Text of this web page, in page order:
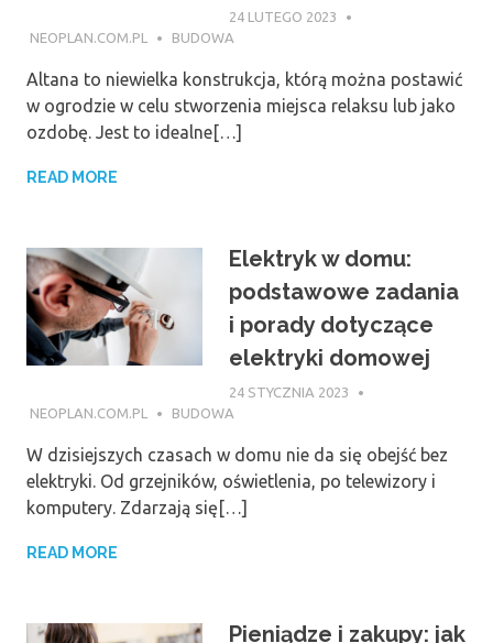
24 LUTEGO 2023
NEOPLAN.COM.PL
BUDOWA
Altana to niewielka konstrukcja, którą można postawić
w ogrodzie w celu stworzenia miejsca relaksu lub jako
ozdobę. Jest to idealne[…]
READ MORE
Elektryk w domu:
podstawowe zadania
i porady dotyczące
elektryki domowej
24 STYCZNIA 2023
NEOPLAN.COM.PL
BUDOWA
W dzisiejszych czasach w domu nie da się obejść bez
elektryki. Od grzejników, oświetlenia, po telewizory i
komputery. Zdarzają się[…]
READ MORE
Pieniądze i zakupy: jak